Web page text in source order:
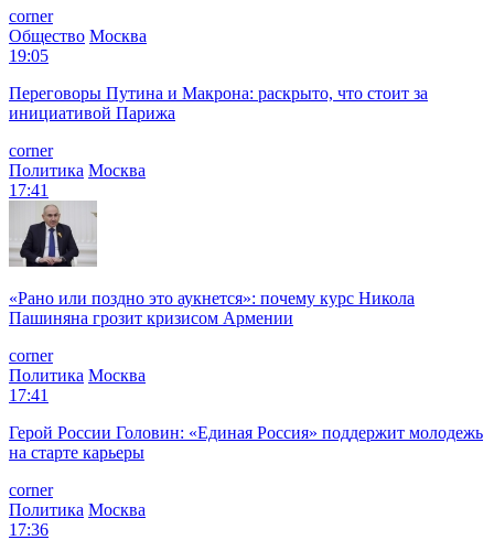
corner
Общество Москва
19:05
Переговоры Путина и Макрона: раскрыто, что стоит за
инициативой Парижа
corner
Политика Москва
17:41
«Рано или поздно это аукнется»: почему курс Никола
Пашиняна грозит кризисом Армении
corner
Политика Москва
17:41
Герой России Головин: «Единая Россия» поддержит молодежь
на старте карьеры
corner
Политика Москва
17:36